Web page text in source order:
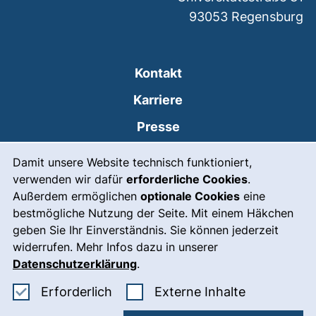
Damit unsere Website technisch funktioniert,
verwenden wir dafür erforderliche Cookies.
Außerdem ermöglichen optionale Cookies eine
bestmögliche Nutzung der Seite. Mit einem Häkchen
geben Sie Ihr Einverständnis. Sie können jederzeit
widerrufen. Mehr Infos dazu in unserer
Datenschutzerklärung.
Erforderlich Erforderliche Cookies akzeptieren
Externe Inhalte: Externe
Kontakt
Karriere
Presse
Leichte Sprache
Gebärdensprache
Notfall(externer Link, öffnet
Impressum
Barrierefreiheit
93053 Regensburg